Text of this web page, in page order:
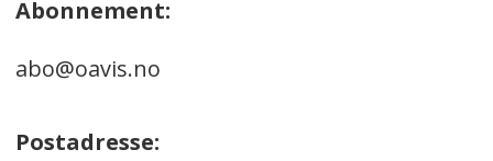
Abonnement:
abo@oavis.no
Postadresse: